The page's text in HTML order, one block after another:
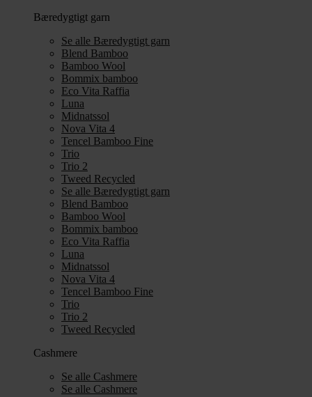
Bæredygtigt garn
Se alle Bæredygtigt garn
Blend Bamboo
Bamboo Wool
Bommix bamboo
Eco Vita Raffia
Luna
Midnatssol
Nova Vita 4
Tencel Bamboo Fine
Trio
Trio 2
Tweed Recycled
Se alle Bæredygtigt garn
Blend Bamboo
Bamboo Wool
Bommix bamboo
Eco Vita Raffia
Luna
Midnatssol
Nova Vita 4
Tencel Bamboo Fine
Trio
Trio 2
Tweed Recycled
Cashmere
Se alle Cashmere
Se alle Cashmere